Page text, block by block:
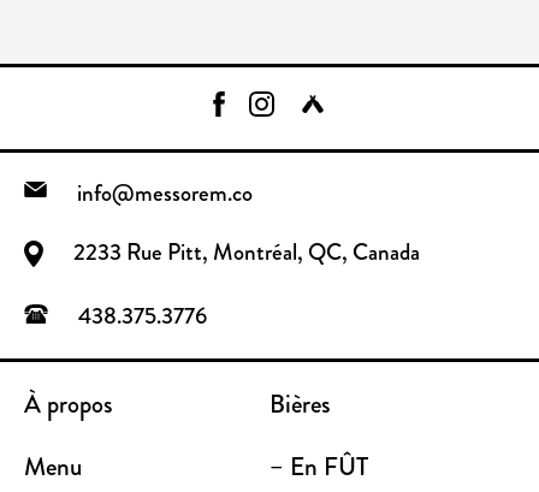
info@messorem.co
2233 Rue Pitt, Montréal, QC, Canada
438.375.3776
À propos
Bières
Menu
– En FÛT